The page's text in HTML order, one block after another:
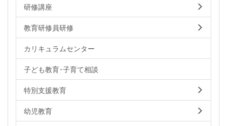
研修講座
教育研修員研修
カリキュラムセンター
子ども教育･子育て相談
特別支援教育
幼児教育